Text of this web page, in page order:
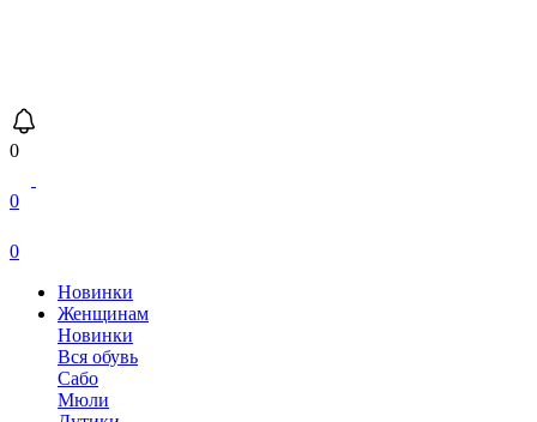
0
0
0
Новинки
Женщинам
Новинки
Вся обувь
Сабо
Мюли